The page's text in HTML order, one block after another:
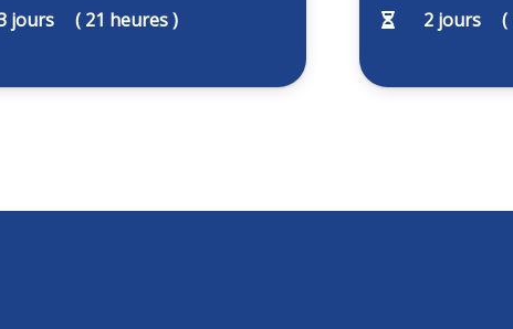
jours ( 21 heures ) 2jours (